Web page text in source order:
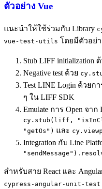
ตัวอย่าง Vue
แนะนำให้ใช้ร่วมกับ Library
vue-test-utils โดยมีตัวอย่
Stub LIFF initialization
Negative test ด้วย
Test LINE Login ด้วยกา
ๆ ใน LIFF SDK
Emulate การ Open จา
cy.stub(liff,
"getOs") และ
Integration กับ Line
สำหรับสาย React และ
cypress-angular-unit-test